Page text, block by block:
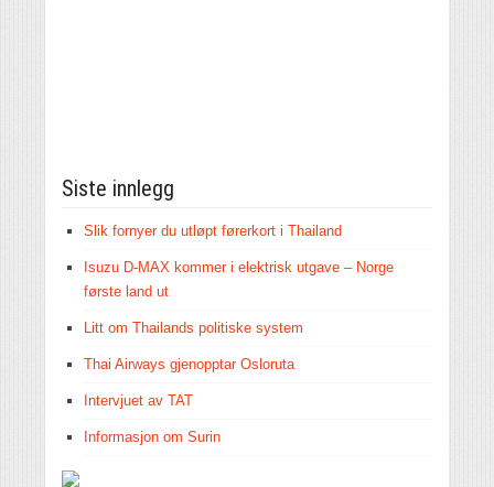
Siste innlegg
Slik fornyer du utløpt førerkort i Thailand
Isuzu D-MAX kommer i elektrisk utgave – Norge
første land ut
Litt om Thailands politiske system
Thai Airways gjenopptar Osloruta
Intervjuet av TAT
Informasjon om Surin